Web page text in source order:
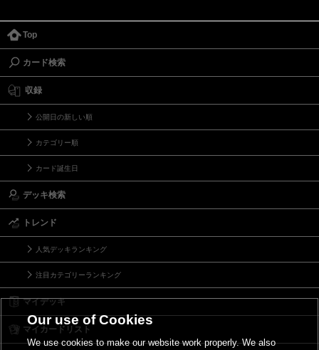
Top
カード検索
収録
公開日の新しい順
カテゴリー順
カード誕生日
デッキ検索
トレンド
人気デッキランキング
注目カテゴリーランキング
マイデッキ
マイカードリスト
Our use of Cookies
We use cookies to make our website work properly. We also